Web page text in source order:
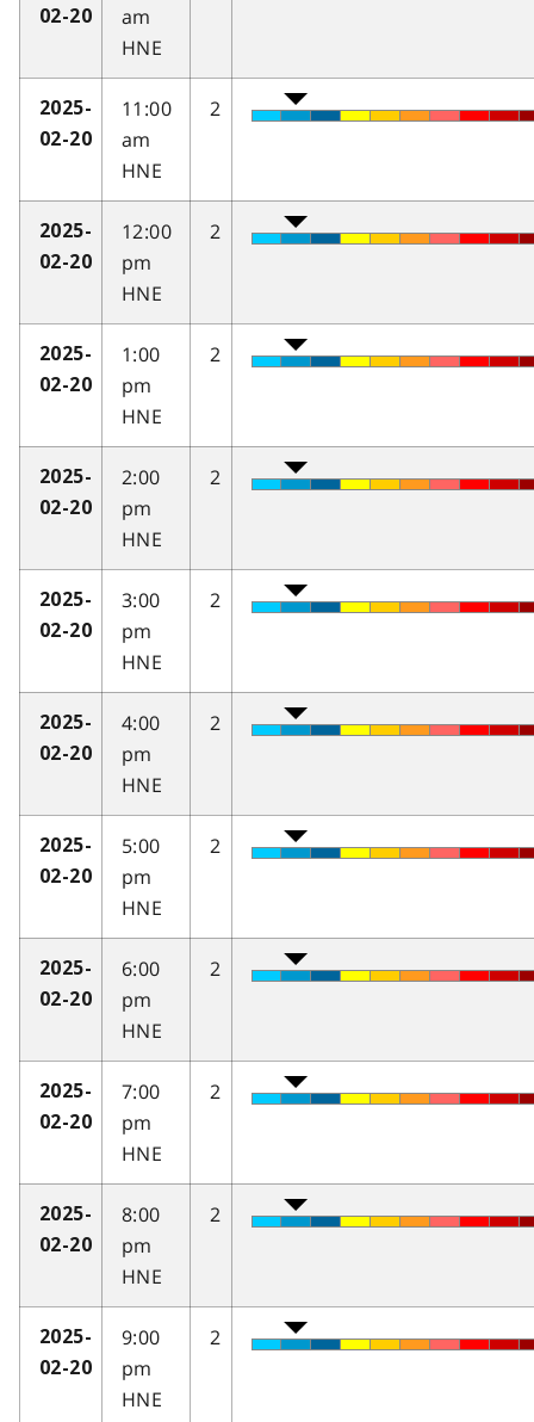
02-20
am
HNE
2025-
02-20
11:00
am
HNE
2
2025-
02-20
12:00
pm
HNE
2
2025-
02-20
1:00
pm
HNE
2
2025-
02-20
2:00
pm
HNE
2
2025-
02-20
3:00
pm
HNE
2
2025-
02-20
4:00
pm
HNE
2
2025-
02-20
5:00
pm
HNE
2
2025-
02-20
6:00
pm
HNE
2
2025-
02-20
7:00
pm
HNE
2
2025-
02-20
8:00
pm
HNE
2
2025-
02-20
9:00
pm
HNE
2